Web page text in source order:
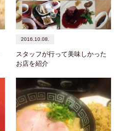
2016.10.08.
スタッフが行って美味しかった
お店を紹介